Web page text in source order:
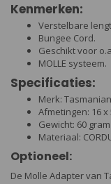
Kenmerken:
Verstelbare
Bungee Cord.
Geschikt voor
MOLLE systeem.
Specificaties:
Merk:
Afmetingen: 16 x
Gewicht: 60 gram
Materiaal:
Optioneel:
De Molle Adapter van